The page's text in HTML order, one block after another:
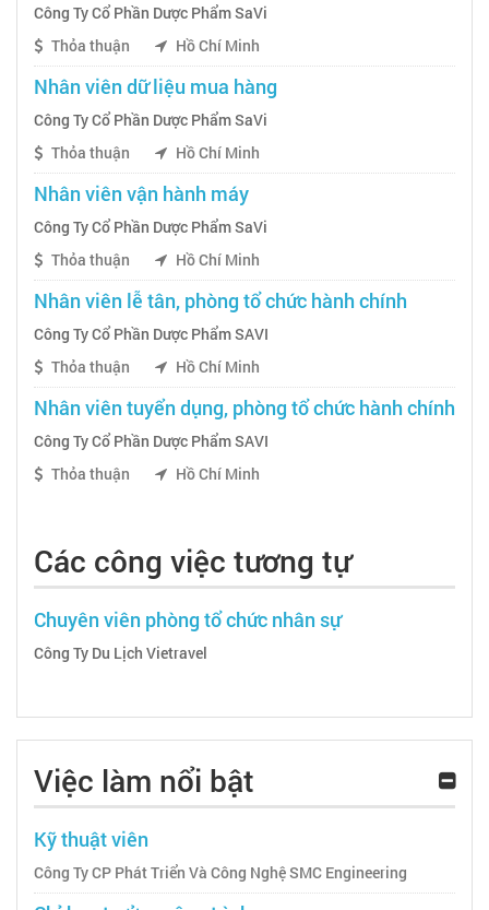
Công Ty Cổ Phần Dược Phẩm SaVi
Thỏa thuận
Hồ Chí Minh
Nhân viên dữ liệu mua hàng
Công Ty Cổ Phần Dược Phẩm SaVi
Thỏa thuận
Hồ Chí Minh
Nhân viên vận hành máy
Công Ty Cổ Phần Dược Phẩm SaVi
Thỏa thuận
Hồ Chí Minh
Nhân viên lễ tân, phòng tổ chức hành chính
Công Ty Cổ Phần Dược Phẩm SAVI
Thỏa thuận
Hồ Chí Minh
Nhân viên tuyển dụng, phòng tổ chức hành chính
Công Ty Cổ Phần Dược Phẩm SAVI
Thỏa thuận
Hồ Chí Minh
Các công việc tương tự
Chuyên viên phòng tổ chức nhân sự
Công Ty Du Lịch Vietravel
Việc làm nổi bật
Kỹ thuật viên
Công Ty CP Phát Triển Và Công Nghệ SMC Engineering